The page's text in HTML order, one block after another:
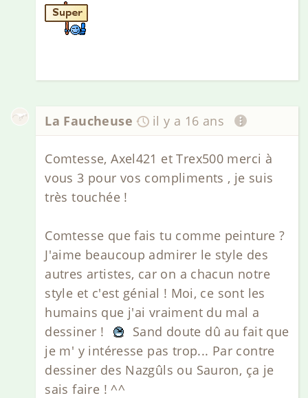
La Faucheuse il y a 16 ans
Comtesse, Axel421 et Trex500 merci à
vous 3 pour vos compliments , je suis
très touchée !
Comtesse que fais tu comme peinture ?
J'aime beaucoup admirer le style des
autres artistes, car on a chacun notre
style et c'est génial ! Moi, ce sont les
humains que j'ai vraiment du mal a
dessiner !
Sand doute dû au fait que
je m' y intéresse pas trop... Par contre
dessiner des Nazgûls ou Sauron, ça je
sais faire ! ^^